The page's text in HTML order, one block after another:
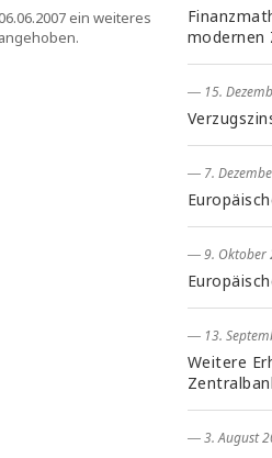
ein weiteres
modernen
― 15.
― 7.
― 9. Oktober
― 13.
Weitere
― 3. August